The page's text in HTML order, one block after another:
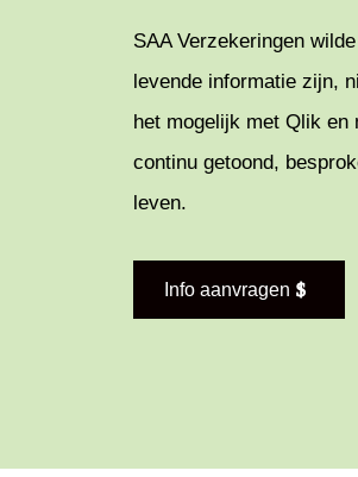
SAA Verzekeringen
levende informatie zijn,
het mogelijk met Qlik en
continu getoond,
leven.
Info aanvragen